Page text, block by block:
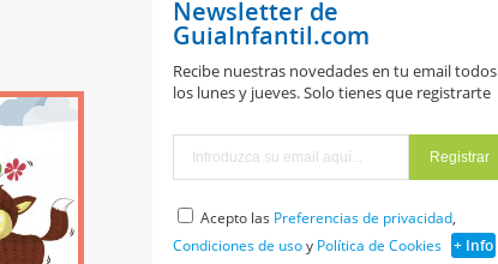
Newsletter de
GuiaInfantil.com
Recibe nuestras novedades en tu email todos
los lunes y jueves. Solo tienes que registrarte
Acepto las Preferencias de privacidad,
Condiciones de usoy Política de Cookies + Info